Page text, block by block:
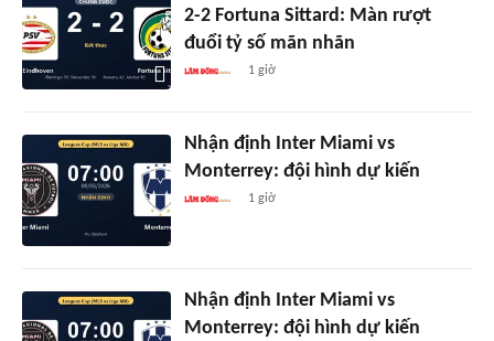
2-2 Fortuna Sittard: Màn rượt
đuổi tỷ số mãn nhãn
1 giờ
Nhận định Inter Miami vs
Monterrey: đội hình dự kiến
1 giờ
Nhận định Inter Miami vs
Monterrey: đội hình dự kiến